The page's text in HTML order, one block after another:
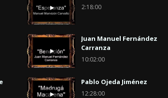
2:18:00
Juan Manuel Fernández
Carranza
10:02:00
Pablo Ojeda Jiménez
12:28:00